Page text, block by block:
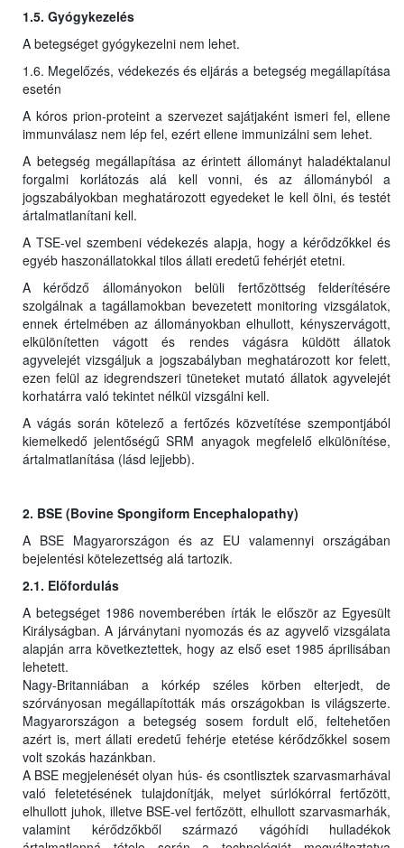
1.5. Gyógykezelés
A betegséget gyógykezelni nem lehet.
1.6. Megelőzés, védekezés és eljárás a betegség megállapítása
esetén
A kóros prion-proteint a szervezet sajátjaként ismeri fel, ellene
immunválasz nem lép fel, ezért ellene immunizálni sem lehet.
A betegség megállapítása az érintett állományt haladéktalanul
forgalmi korlátozás alá kell vonni, és az állományból a
jogszabályokban meghatározott egyedeket le kell ölni, és testét
ártalmatlanítani kell.
A TSE-vel szembeni védekezés alapja, hogy a kérődzőkkel és
egyéb haszonállatokkal tilos állati eredetű fehérjét etetni.
A kérődző állományokon belüli fertőzöttség felderítésére
szolgálnak a tagállamokban bevezetett monitoring vizsgálatok,
ennek értelmében az állományokban elhullott, kényszervágott,
elkülönítetten vágott és rendes vágásra küldött állatok
agyvelejét vizsgáljuk a jogszabályban meghatározott kor felett,
ezen felül az idegrendszeri tüneteket mutató állatok agyvelejét
korhatárra való tekintet nélkül vizsgálni kell.
A vágás során kötelező a fertőzés közvetítése szempontjából
kiemelkedő jelentőségű SRM anyagok megfelelő elkülönítése,
ártalmatlanítása (lásd lejjebb).
2. BSE (Bovine Spongiform Encephalopathy)
A BSE Magyarországon és az EU valamennyi országában
bejelentési kötelezettség alá tartozik.
2.1. Előfordulás
A betegséget 1986 novemberében írták le először az Egyesült
Királyságban. A járványtani nyomozás és az agyvelő vizsgálata
alapján arra következtettek, hogy az első eset 1985 áprilisában
lehetett.
Nagy-Britanniában a kórkép széles körben elterjedt, de
szórványosan megállapították más országokban is világszerte.
Magyarországon a betegség sosem fordult elő, feltehetően
azért is, mert állati eredetű fehérje etetése kérődzőkkel sosem
volt szokás hazánkban.
A BSE megjelenését olyan hús- és csontlisztek szarvasmarhával
való feletetésének tulajdonítják, melyet súrlókórral fertőzött,
elhullott juhok, illetve BSE-vel fertőzött, elhullott szarvasmarhák,
valamint kérődzőkből származó vágóhídi hulladékok